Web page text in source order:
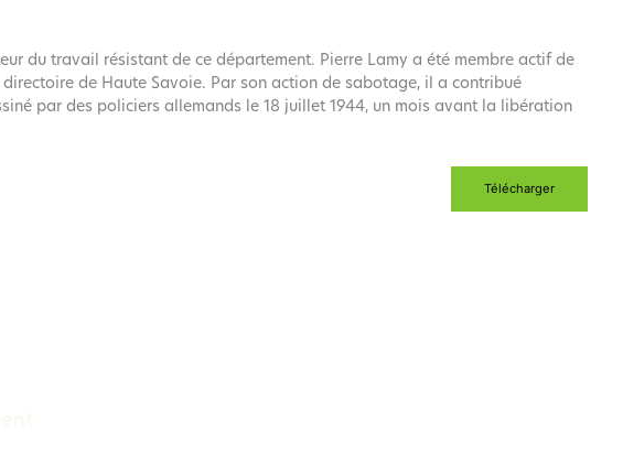
du travail résistant de ce département. Pierre Lamy a été membre actif de
directoire de Haute Savoie. Par son action de sabotage, il a contribué
par des policiers allemands le 18 juillet 1944, un mois avant la libération
Télécharger